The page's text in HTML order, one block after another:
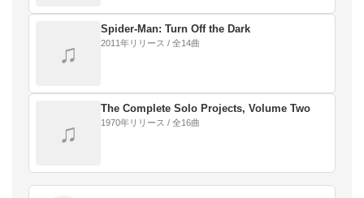
♫
Spider-Man: Turn Off the Dark
2011年リリース / 全14曲
♫
The Complete Solo Projects, Volume Two
1970年リリース / 全16曲